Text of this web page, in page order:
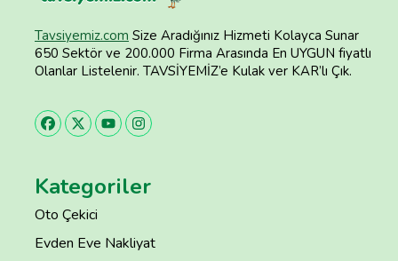
Tavsiyemiz.com Size Aradığınız Hizmeti Kolayca Sunar
650 Sektör ve 200.000 Firma Arasında En UYGUN fiyatlı
Olanlar Listelenir. TAVSİYEMİZ’e Kulak ver KAR’lı Çık.
Kategoriler
Oto Çekici
Evden Eve Nakliyat